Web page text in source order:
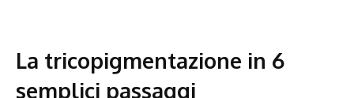
La tricopigmentazione in 6
semplici passaggi